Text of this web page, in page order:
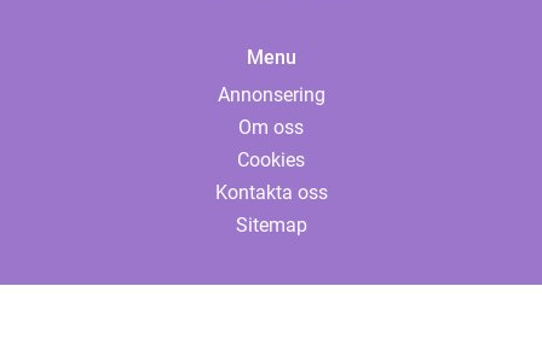
Menu
Annonsering
Om oss
Cookies
Kontakta oss
Sitemap